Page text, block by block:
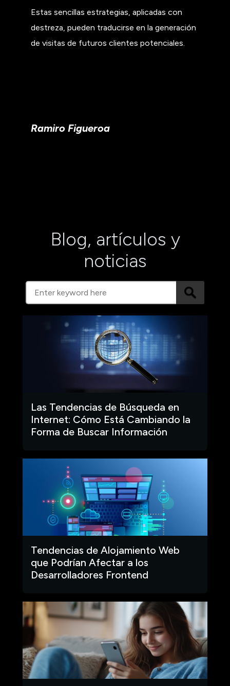
Estas sencillas estrategias, aplicadas con
destreza, pueden traducirse en la generación
de visitas de futuros clientes potenciales.
Ramiro Figueroa
Blog, artículos y
noticias
Las Tendencias de Búsqueda en
Internet: Cómo Está Cambiando la
Forma de Buscar Información
Tendencias de Alojamiento Web
que Podrían Afectar a los
Desarrolladores Frontend